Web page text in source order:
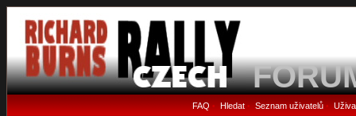
FAQ • Hledat• Seznam uživatelů•